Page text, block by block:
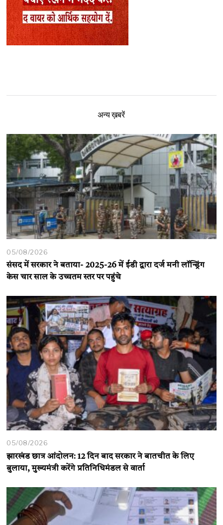
अन्य ख़बरें
05/08/2026
संसद में सरकार ने बताया- 2025-26 में ईडी द्वारा दर्ज मनी लॉन्ड्रिंग
केस चार साल के उच्चतम स्तर पर पहुंचे
05/08/2026
झारखंड छात्र आंदोलन: 12 दिन बाद सरकार ने बातचीत के लिए
बुलाया, मुख्यमंत्री करेंगे प्रतिनिधिमंडल से वार्ता